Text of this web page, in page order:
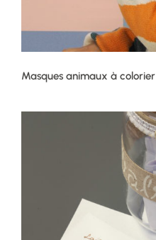
Masques animaux à colorier